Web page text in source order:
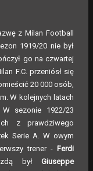
z Milan Football
1919/20 nie był
go na czwartej
F.C. przeniósł się
20 000 osób,
W kolejnych latach
sezonie 1922/23
z prawdziwego
Serie A. W owym
trener - Ferdi
był Giuseppe